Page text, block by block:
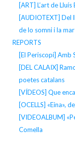
[ART] L’art de
[AUDIOTEXT] Del
de lo somni i la
REPORTS
[El Periscopi] Amb
[DEL CALAIX]
poetes catalans
[VÍDEOS] Que
[OCELLS] «Eina»,
[VIDEOALBUM]
Comella